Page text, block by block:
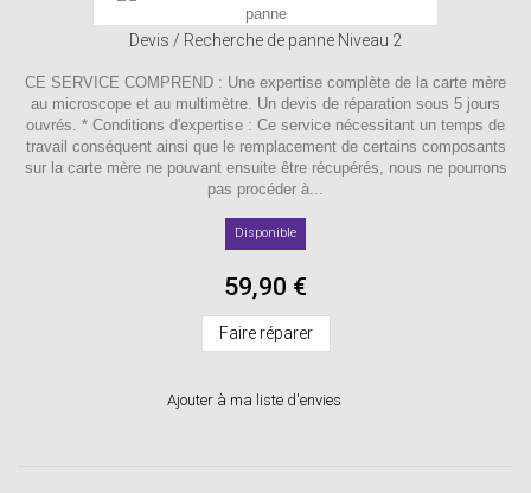
Devis / Recherche de panne Niveau 2
CE SERVICE COMPREND : Une expertise complète de la carte mère
au microscope et au multimètre. Un devis de réparation sous 5 jours
ouvrés. * Conditions d'expertise : Ce service nécessitant un temps de
travail conséquent ainsi que le remplacement de certains composants
sur la carte mère ne pouvant ensuite être récupérés, nous ne pourrons
pas procéder à...
Disponible
59,90 €
Faire réparer
Ajouter à ma liste d'envies